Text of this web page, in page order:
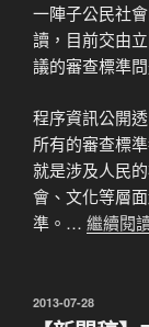
一陣子公民社
讀，目前交由
議的審查標準問
程序資訊公開
所有的審查標
就是涉及人民
會、文化等層
準。… 繼續閱
發
2013-07-28